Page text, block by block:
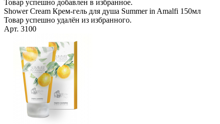
Товар успешно добавлен в избранное.
Shower Cream Крем-гель для душа Summer in Amalfi 150мл
Товар успешно удалён из избранного.
Арт. 3100